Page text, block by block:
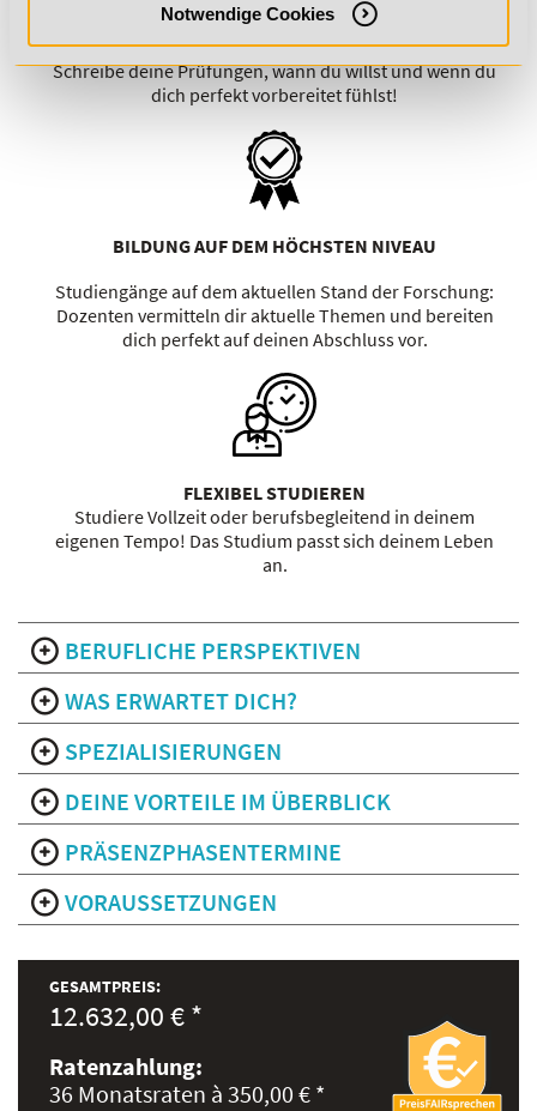
Notwendige Cookies
24/7 ONLINE-PRÜFUNGEN
Schreibe deine Prüfungen, wann du willst und wenn du
dich perfekt vorbereitet fühlst!
BILDUNG AUF DEM HÖCHSTEN NIVEAU
Studiengänge auf dem aktuellen Stand der Forschung:
Dozenten vermitteln dir aktuelle Themen und bereiten
dich perfekt auf deinen Abschluss vor.
FLEXIBEL STUDIEREN
Studiere Vollzeit oder berufsbegleitend in deinem
eigenen Tempo! Das Studium passt sich deinem Leben
an.
BERUFLICHE PERSPEKTIVEN
WAS ERWARTET DICH?
SPEZIALISIERUNGEN
DEINE VORTEILE IM ÜBERBLICK
PRÄSENZPHASENTERMINE
VORAUSSETZUNGEN
GESAMTPREIS:
12.632,00 € *
Ratenzahlung:
36 Monatsraten à 350,00 € *